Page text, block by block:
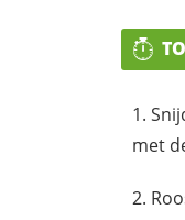
met